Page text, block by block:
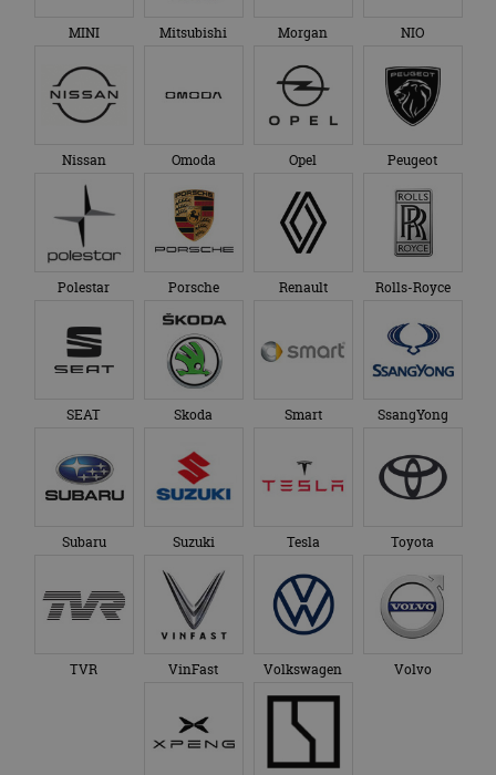
MINI Mitsubishi Morgan NIO
Nissan Omoda Opel Peugeot
Polestar Porsche Renault Rolls-Royce
SEAT Skoda Smart SsangYong
Subaru Suzuki Tesla Toyota
TVR VinFast Volkswagen Volvo